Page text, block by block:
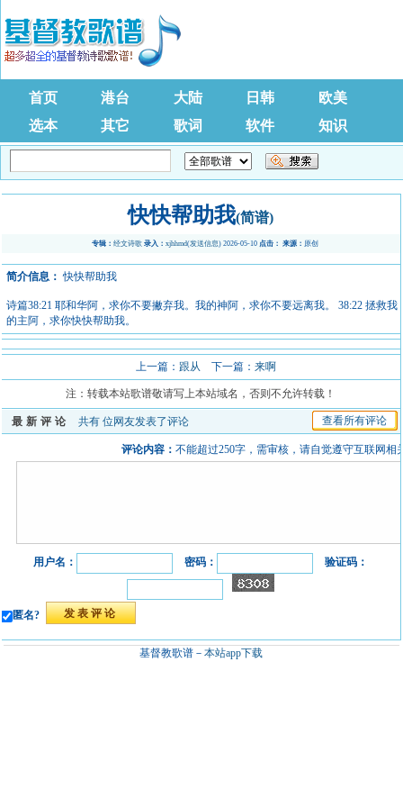
首页 港台 大陆 日韩
欧美
选本
其它 歌词 软件 知识
快快帮助我(简谱)
专辑： 经文诗歌 录入： xjhhmd(发送信息) 2026-05-10点击： 来源： 原创
简介信息： 快快帮助我
诗篇38:21 耶和华阿，求你不要撇弃我。我的神阿，求你不要远离我。 38:22 拯救我
的主阿，求你快快帮助我。
上一篇： 跟从 下一篇： 来啊
注：转载本站歌谱敬请写上本站域名，否则不允许转载！
最新评论 共有位网友发表了评论 查看所有评论
评论内容：不能超过250字，需审核，请自觉遵守互联网相
用户名： 密码： 验证码：
匿名?
基督教歌谱－本站app下载